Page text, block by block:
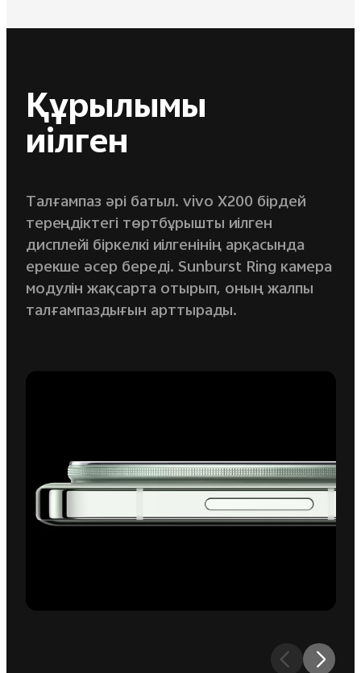
Құрылымы
иілген
Талғампаз әрі батыл. vivo X200 бірдей
тереңдіктегі төртбұрышты иілген
дисплейі біркелкі иілгенінің арқасында
ерекше әсер береді. Sunburst Ring камера
модулін жақсарта отырып, оның жалпы
талғампаздығын арттырады.